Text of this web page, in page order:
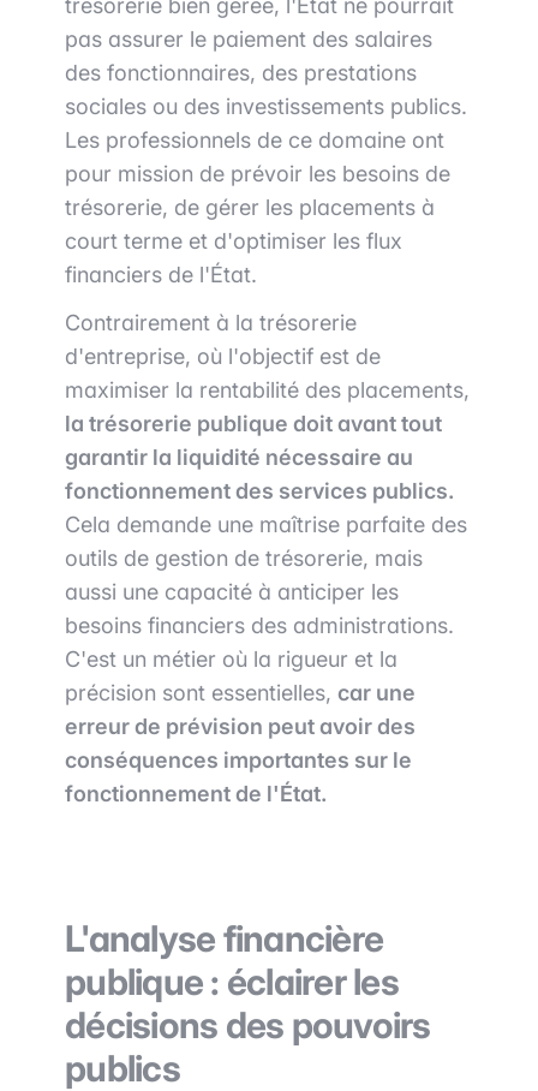
trésorerie bien gérée, l'État ne pourrait
pas assurer le paiement des salaires
des fonctionnaires, des prestations
sociales ou des investissements publics.
Les professionnels de ce domaine ont
pour mission de prévoir les besoins de
trésorerie, de gérer les placements à
court terme et d'optimiser les flux
financiers de l'État.
Contrairement à la trésorerie
d'entreprise, où l'objectif est de
maximiser la rentabilité des placements,
la trésorerie publique doit avant tout
garantir la liquidité nécessaire au
fonctionnement des services publics.
Cela demande une maîtrise parfaite des
outils de gestion de trésorerie, mais
aussi une capacité à anticiper les
besoins financiers des administrations.
C'est un métier où la rigueur et la
précision sont essentielles, car une
erreur de prévision peut avoir des
conséquences importantes sur le
fonctionnement de l'État.
L'analyse financière
publique : éclairer les
décisions des pouvoirs
publics